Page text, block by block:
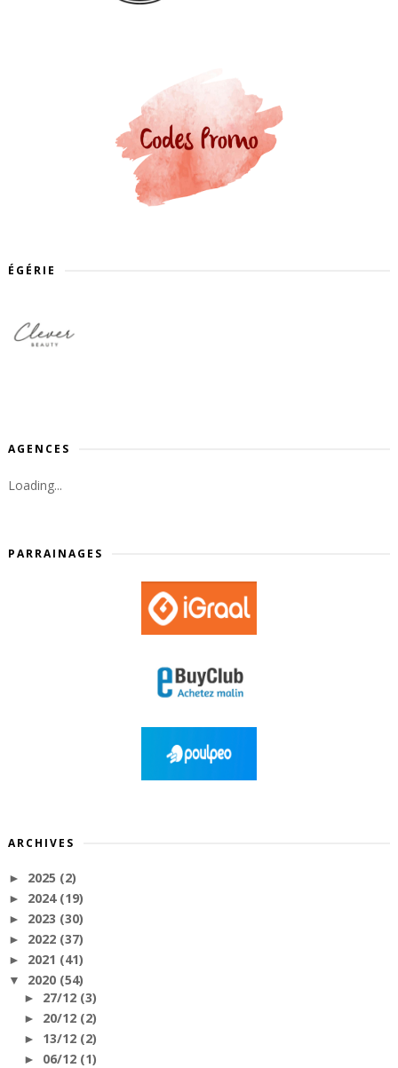
ÉGÉRIE
AGENCES
Loading...
PARRAINAGES
ARCHIVES
► 2025 (2)
► 2024 (19)
► 2023 (30)
► 2022 (37)
► 2021 (41)
▼ 2020 (54)
► 27/12 (3)
► 20/12 (2)
► 13/12 (2)
► 06/12 (1)